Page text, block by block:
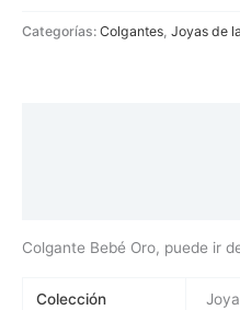
Categorías: Colgantes Joyas de
Colgante Bebé Oro, puede ir
Colección